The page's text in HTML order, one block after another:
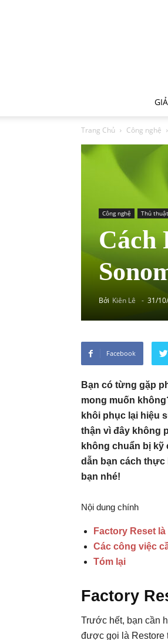
Trang Chủ Công nghệ
Công nghệ Thủ thuật
Cách
Bởi Kiên Lê - 31/
Facebook
Bạn có từng gặp
mong muốn
khôi phục lại hiệu
thận vì đây không
không chuẩn bị kỹ
dẫn bạn cách thực
bạn nhé!
Nội dung chính
Factory Reset
Các công việc
Tóm lại
Factory
Trước hết, bạn cần
được gọi là Restore